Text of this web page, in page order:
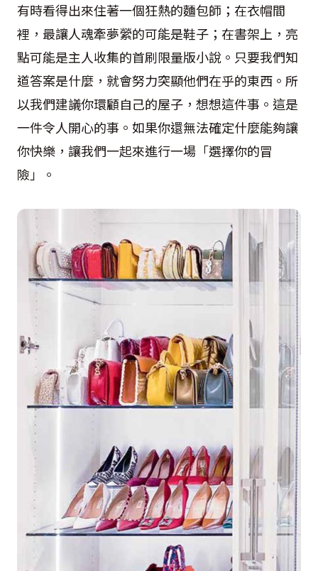
有時看得出來住著一個狂熱的麵包師；在衣帽間
裡，最讓人魂牽夢縈的可能是鞋子；在書架上，亮
點可能是主人收集的首刷限量版小說。只要我們知
道答案是什麼，就會努力突顯他們在乎的東西。所
以我們建議你環顧自己的屋子，想想這件事。這是
一件令人開心的事。如果你還無法確定什麼能夠讓
你快樂，讓我們一起來進行一場「選擇你的冒
險」。